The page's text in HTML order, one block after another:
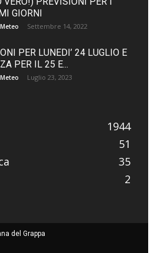
GIORNI
Settembre 14, 2022
PER LUNEDI’ 24 LUGLIO E
PER IL 25 E...
Luglio 23, 2023
1944
51
35
2
del Grappa